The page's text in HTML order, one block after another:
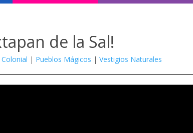
de la Sal!
| Pueblos Mágicos |Vestigios Naturales